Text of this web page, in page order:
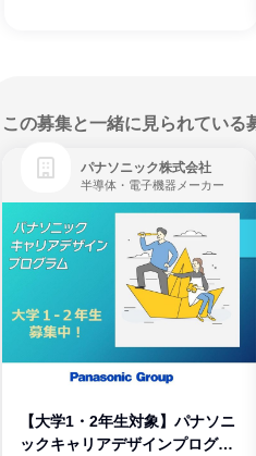
この募集と一緒に見られている
パナソニック株式会社
半導体・電子機器メーカー
【大学1・2年生対象】パナソニ
ックキャリアデザインプログラ